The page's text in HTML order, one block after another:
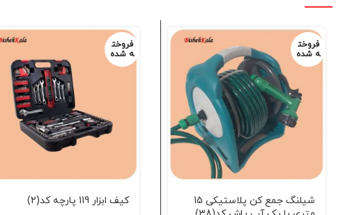
فروخت
ه شده
شیلنگ جمع کن پلاستیکی 15
فروخت
ه شده
کیف ابزار 119 پارچه کد(2)